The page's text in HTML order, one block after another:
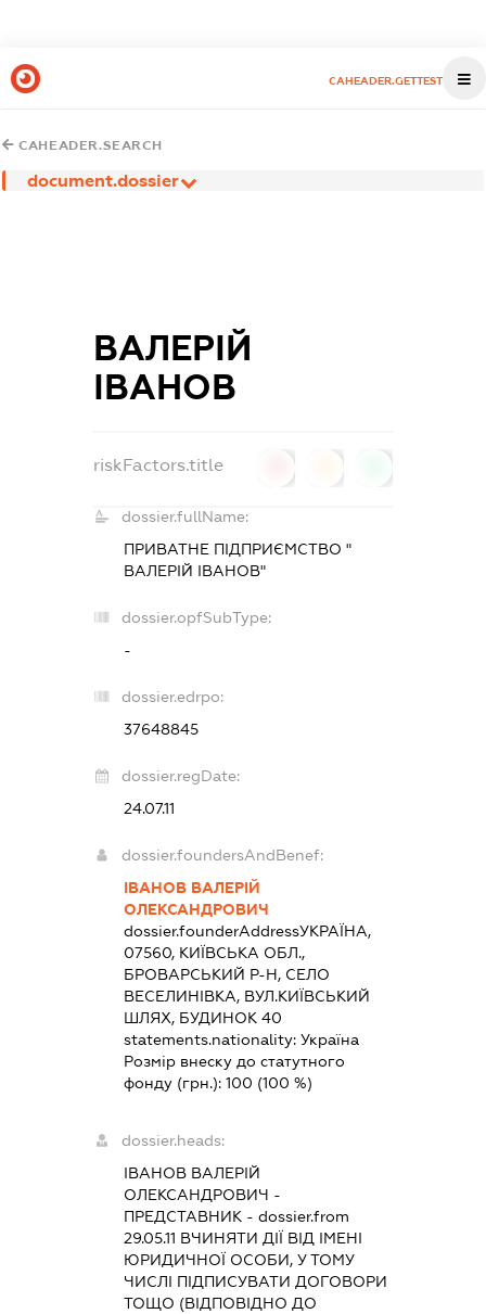
CAHEADER.GETTEST
CAHEADER.SEARCH
document.dossier
ВАЛЕРІЙ
ІВАНОВ
riskFactors.title
dossier.fullName:
ПРИВАТНЕ ПІДПРИЄМСТВО "
ВАЛЕРІЙ ІВАНОВ"
dossier.opfSubType:
-
dossier.edrpo:
37648845
dossier.regDate:
24.07.11
dossier.foundersAndBenef:
ІВАНОВ ВАЛЕРІЙ
ОЛЕКСАНДРОВИЧ
dossier.founderAddressУКРАЇНА,
07560, КИЇВСЬКА ОБЛ.,
БРОВАРСЬКИЙ Р-Н, СЕЛО
ВЕСЕЛИНІВКА, ВУЛ.КИЇВСЬКИЙ
ШЛЯХ, БУДИНОК 40
statements.nationality: Україна
Розмір внеску до статутного
фонду (грн.): 100 (100 %)
dossier.heads:
ІВАНОВ ВАЛЕРІЙ
ОЛЕКСАНДРОВИЧ -
ПРЕДСТАВНИК - dossier.from
29.05.11 ВЧИНЯТИ ДІЇ ВІД ІМЕНІ
ЮРИДИЧНОЇ ОСОБИ, У ТОМУ
ЧИСЛІ ПІДПИСУВАТИ ДОГОВОРИ
ТОЩО (ВІДПОВІДНО ДО